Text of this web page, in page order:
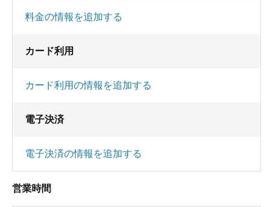
料金の情報を追加する
カード利用
カード利用の情報を追加する
電子決済
電子決済の情報を追加する
営業時間